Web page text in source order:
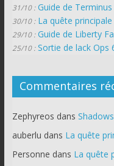
31/10 : Guide de
30/10 : La quête
29/10 : Guide de Liberty
25/10 : Sortie de lack Ops
Commentaires
Zephyreos dans
auberlu dans La quête
Personne dans La quête